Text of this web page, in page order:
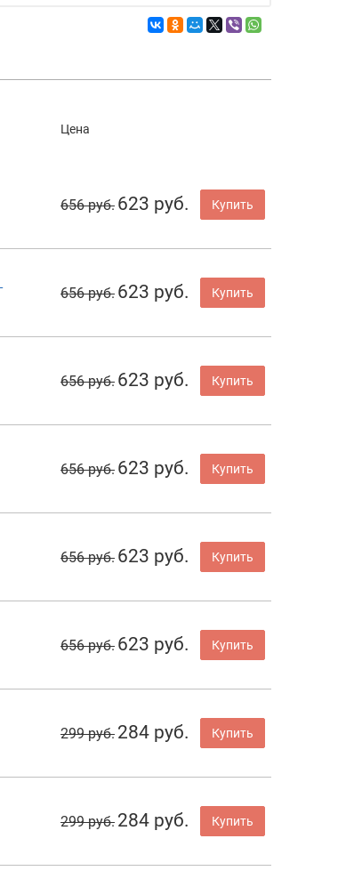
Цена
656 руб. 623 руб. Купить
656 руб. 623 руб. Купить
656 руб. 623 руб. Купить
656 руб. 623 руб. Купить
656 руб. 623 руб. Купить
656 руб. 623 руб. Купить
299 руб. 284 руб. Купить
299 руб. 284 руб. Купить